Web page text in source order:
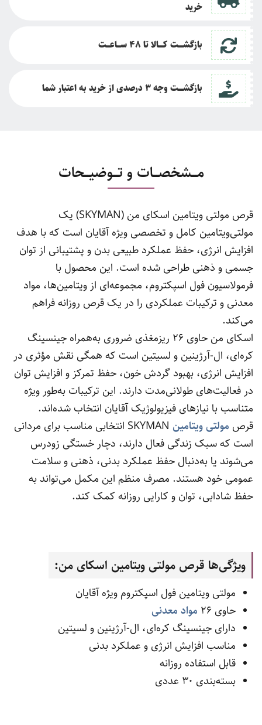
خرید
بازگشــــت کــــالا تا48 ســـاعـــت
بازگشــــت وجه 3 درصدی از خرید به اعتبار شما
مـــشخصـــات و تـــوضیـــحات
قرص مولتی ویتامین اسکای من (SKYMAN) یک
مولتی‌ویتامین کامل و تخصصی ویژه آقایان است که با هدف
افزایش انرژی، حفظ عملکرد طبیعی بدن و پشتیبانی از توان
جسمی و ذهنی طراحی شده است. این محصول با
فرمولاسیون فول اسپکتروم، مجموعه‌ای از ویتامین‌ها، مواد
معدنی و ترکیبات عملکردی را در یک قرص روزانه فراهم
می‌کند.
اسکای‌ من حاوی 26 ریزمغذی ضروری به‌همراه جینسینگ
کره‌ای، ال-آرژینین و لسیتین است که همگی نقش مؤثری در
افزایش انرژی، بهبود گردش خون، حفظ تمرکز و افزایش توان
در فعالیت‌های طولانی‌مدت دارند. این ترکیبات به‌طور ویژه
متناسب با نیازهای فیزیولوژیک آقایان انتخاب شده‌اند.
قرص مولتی ویتامین
SKYMAN انتخابی مناسب برای مردانی
است که سبک زندگی فعال دارند، دچار خستگی زودرس
می‌شوند یا به‌دنبال حفظ عملکرد بدنی، ذهنی و سلامت
عمومی خود هستند. مصرف منظم این مکمل می‌تواند به
حفظ شادابی، توان و کارایی روزانه کمک کند.
ویژگی‌ها قرص مولتی ویتامین اسکای من:
مولتی‌ ویتامین فول اسپکتروم ویژه آقایان
حاوی 26
مواد معدنی
دارای جینسینگ کره‌ای، ال-آرژینین و لسیتین
مناسب افزایش انرژی و عملکرد بدنی
قابل استفاده روزانه
بسته‌بندی 30 عددی